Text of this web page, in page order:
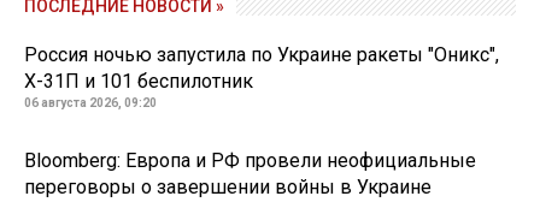
ПОСЛЕДНИЕ НОВОСТИ »
Россия ночью запустила по Украине ракеты "Оникс",
Х-31П и 101 беспилотник
06 августа 2026, 09:20
Bloomberg: Европа и РФ провели неофициальные
переговоры о завершении войны в Украине